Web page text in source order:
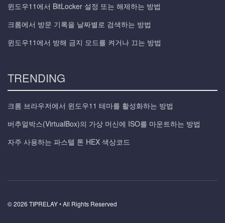
윈도우11에서 BitLocker 설정 또는 해제하는 방법
크롬에서 방문 기록을 날짜별로 검색하는 방법
윈도우11에서 방해 금지 모드를 켜거나 끄는 방법
TRENDING
크롬 브라우저에서 윈도우11 테마를 활성화하는 방법
버추얼박스(VirtualBox)의 가상 머신에 ISO를 마운트하는 방법
자주 사용하는 파스텔 톤 HEX 색상코드
© 2026 TIPRELAY • All Rights Reserved